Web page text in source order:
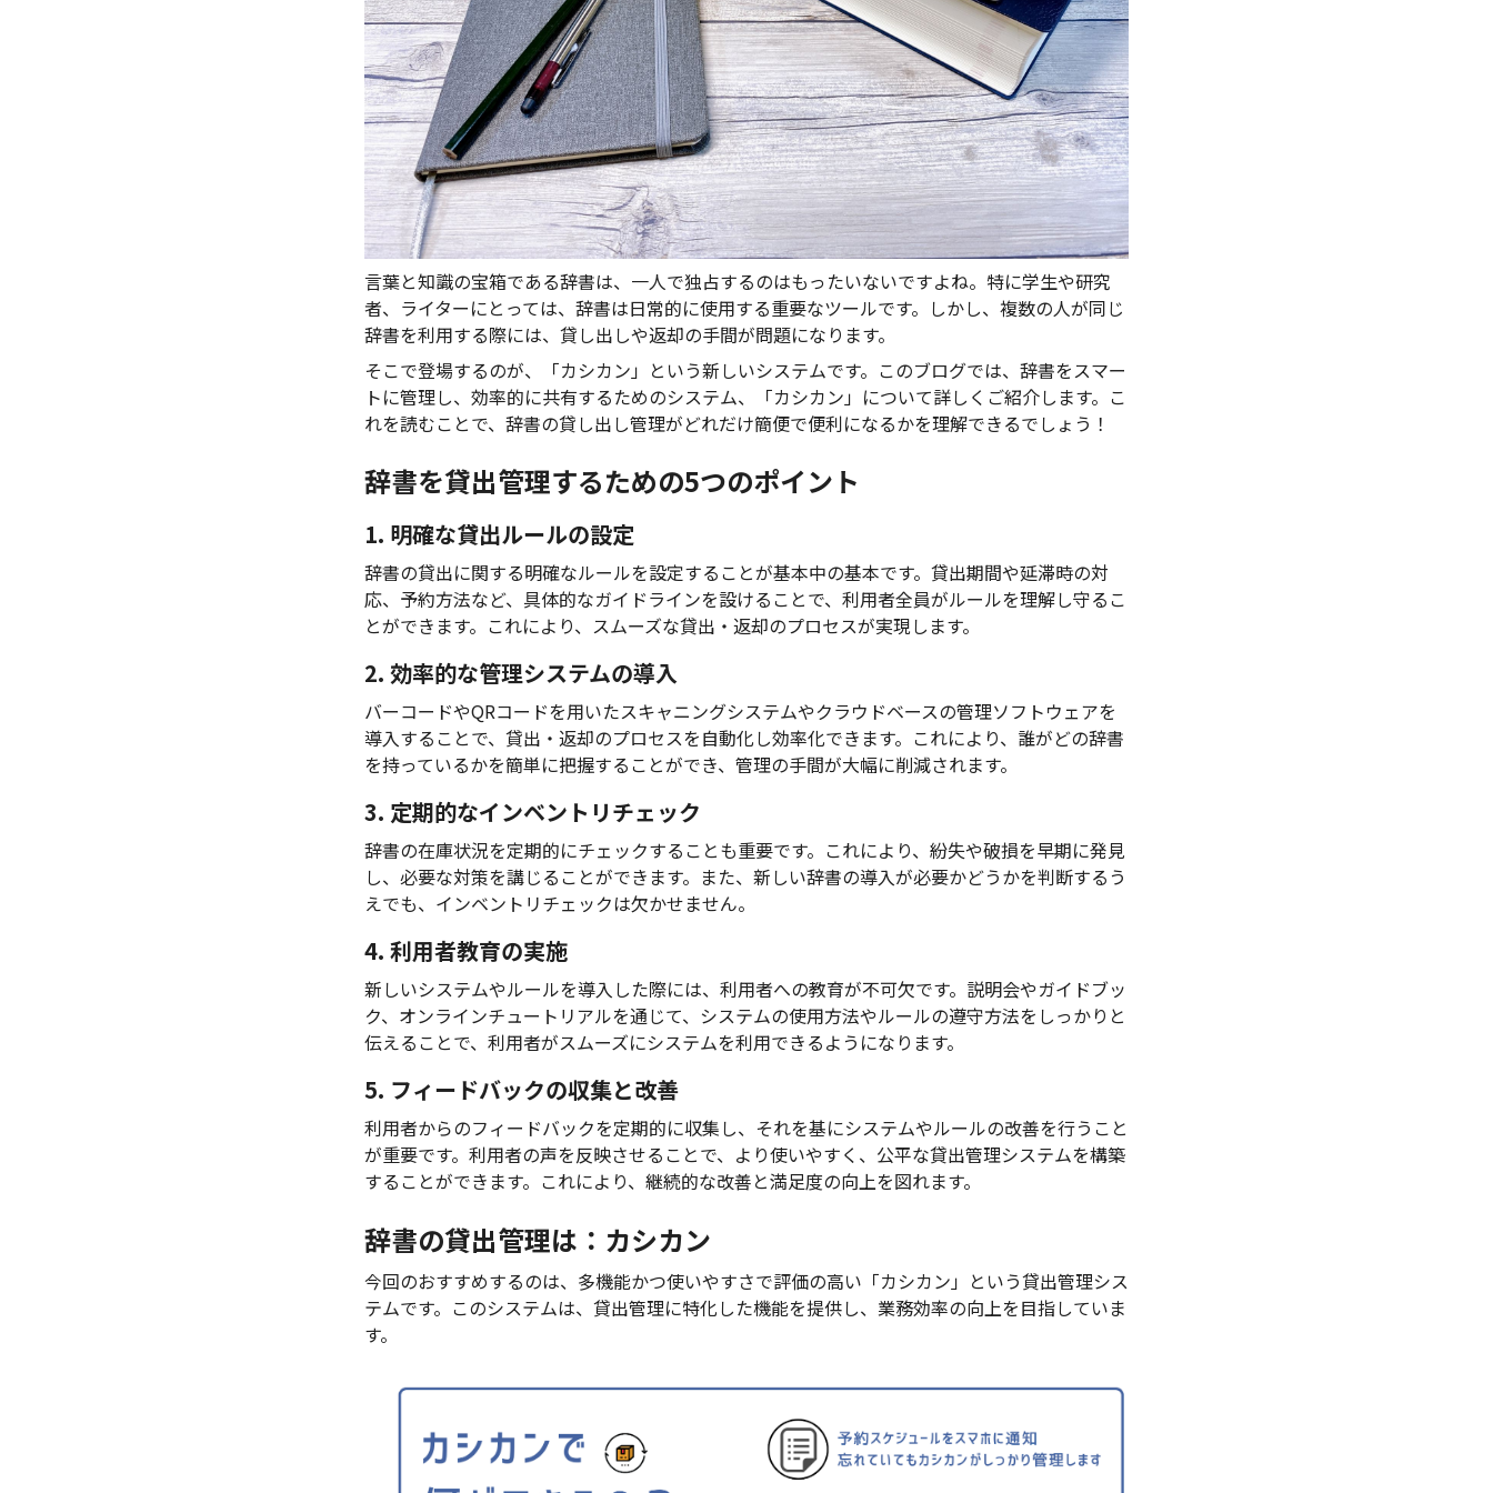
言葉と知識の宝箱である辞書は、一人で独占するのはもったいないですよね。特に学生や研究
者、ライターにとっては、辞書は日常的に使用する重要なツールです。しかし、複数の人が同じ
辞書を利用する際には、貸し出しや返却の手間が問題になります。
そこで登場するのが、「カシカン」という新しいシステムです。このブログでは、辞書をスマー
トに管理し、効率的に共有するためのシステム、「カシカン」について詳しくご紹介します。こ
れを読むことで、辞書の貸し出し管理がどれだけ簡便で便利になるかを理解できるでしょう！
辞書を貸出管理するための5つのポイント
1. 明確な貸出ルールの設定
辞書の貸出に関する明確なルールを設定することが基本中の基本です。貸出期間や延滞時の対
応、予約方法など、具体的なガイドラインを設けることで、利用者全員がルールを理解し守るこ
とができます。これにより、スムーズな貸出・返却のプロセスが実現します。
2. 効率的な管理システムの導入
バーコードやQRコードを用いたスキャニングシステムやクラウドベースの管理ソフトウェアを
導入することで、貸出・返却のプロセスを自動化し効率化できます。これにより、誰がどの辞書
を持っているかを簡単に把握することができ、管理の手間が大幅に削減されます。
3. 定期的なインベントリチェック
辞書の在庫状況を定期的にチェックすることも重要です。これにより、紛失や破損を早期に発見
し、必要な対策を講じることができます。また、新しい辞書の導入が必要かどうかを判断するう
えでも、インベントリチェックは欠かせません。
4. 利用者教育の実施
新しいシステムやルールを導入した際には、利用者への教育が不可欠です。説明会やガイドブッ
ク、オンラインチュートリアルを通じて、システムの使用方法やルールの遵守方法をしっかりと
伝えることで、利用者がスムーズにシステムを利用できるようになります。
5. フィードバックの収集と改善
利用者からのフィードバックを定期的に収集し、それを基にシステムやルールの改善を行うこと
が重要です。利用者の声を反映させることで、より使いやすく、公平な貸出管理システムを構築
することができます。これにより、継続的な改善と満足度の向上を図れます。
辞書の貸出管理は：カシカン
今回のおすすめするのは、多機能かつ使いやすさで評価の高い「カシカン」という貸出管理シス
テムです。このシステムは、貸出管理に特化した機能を提供し、業務効率の向上を目指していま
す。